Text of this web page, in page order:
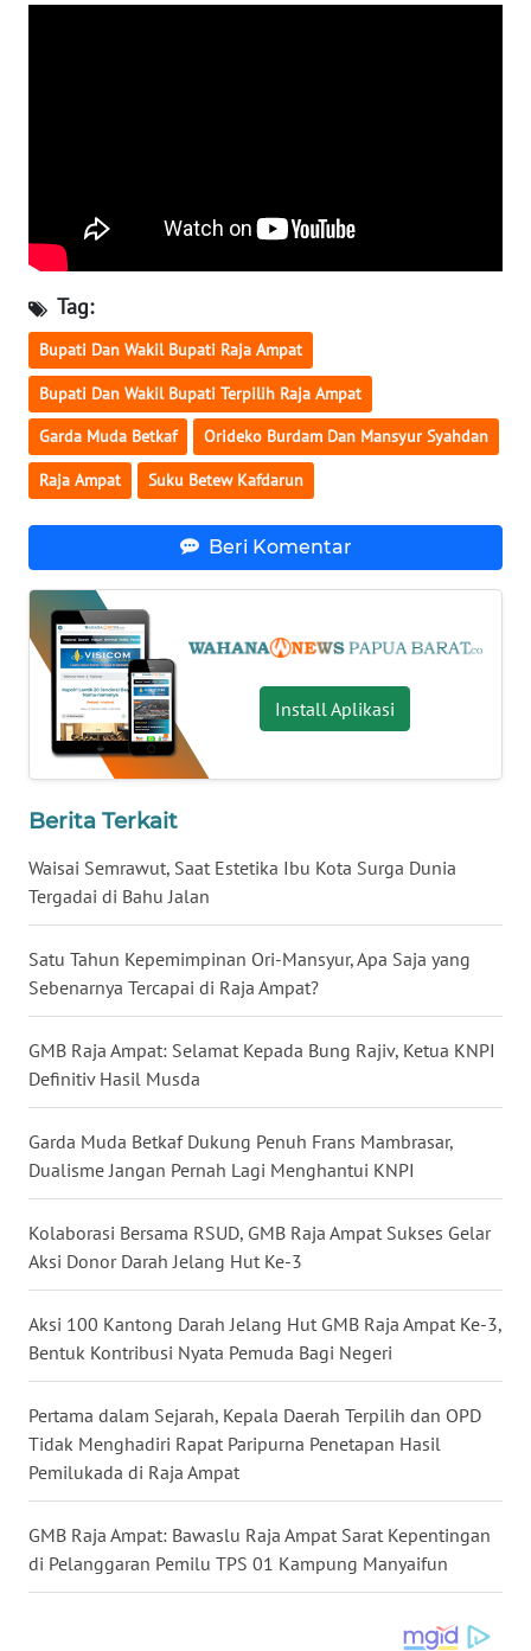
Tag:
Bupati Dan Wakil Bupati Raja Ampat
Bupati Dan Wakil Bupati Terpilih Raja Ampat
Garda Muda Betkaf Orideko Burdam Dan Mansyur Syahdan
Raja Ampat Suku Betew Kafdarun
Beri Komentar
Install Aplikasi
Berita Terkait
Waisai Semrawut, Saat Estetika Ibu Kota Surga Dunia
Tergadai di Bahu Jalan
Satu Tahun Kepemimpinan Ori-Mansyur, Apa Saja yang
Sebenarnya Tercapai di Raja Ampat?
GMB Raja Ampat: Selamat Kepada Bung Rajiv, Ketua KNPI
Definitiv Hasil Musda
Garda Muda Betkaf Dukung Penuh Frans Mambrasar,
Dualisme Jangan Pernah Lagi Menghantui KNPI
Kolaborasi Bersama RSUD, GMB Raja Ampat Sukses Gelar
Aksi Donor Darah Jelang Hut Ke-3
Aksi 100 Kantong Darah Jelang Hut GMB Raja Ampat Ke-3,
Bentuk Kontribusi Nyata Pemuda Bagi Negeri
Pertama dalam Sejarah, Kepala Daerah Terpilih dan OPD
Tidak Menghadiri Rapat Paripurna Penetapan Hasil
Pemilukada di Raja Ampat
GMB Raja Ampat: Bawaslu Raja Ampat Sarat Kepentingan
di Pelanggaran Pemilu TPS 01 Kampung Manyaifun
KALTIM
WN
SULSEL
WN
GORONTALO
WN
WN
MALUKU
WN
MALUT
WN
WN
DANAU
NIAS
LANGKAT
TAPANULI
SELATAN
WN
TANJUNG
WN
WN
SIMALUNGUN
LABUHANBATU